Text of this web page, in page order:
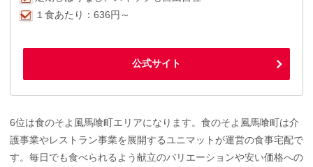
１食あたり：636円～
公式サイト
6位は食のそよ風馬喰町エリアになります。食のそよ風馬喰町は介
護事業やレストラン事業を展開するユニマットが運営の食事宅配で
す。毎日でも食べられるよう献立のバリエーションや安い価格への